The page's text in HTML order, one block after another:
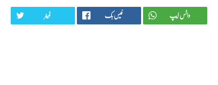
ٹویٹر فیس بک واٹس ایپ